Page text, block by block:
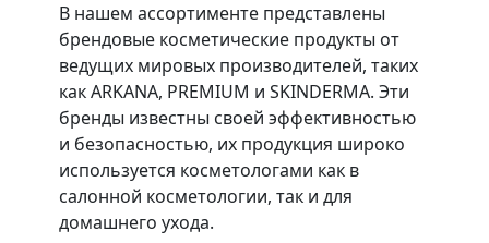
В нашем ассортименте представлены
брендовые косметические продукты от
ведущих мировых производителей, таких
как ARKANA, PREMIUM и SKINDERMA. Эти
бренды известны своей эффективностью
и безопасностью, их продукция широко
используется косметологами как в
салонной косметологии, так и для
домашнего ухода.